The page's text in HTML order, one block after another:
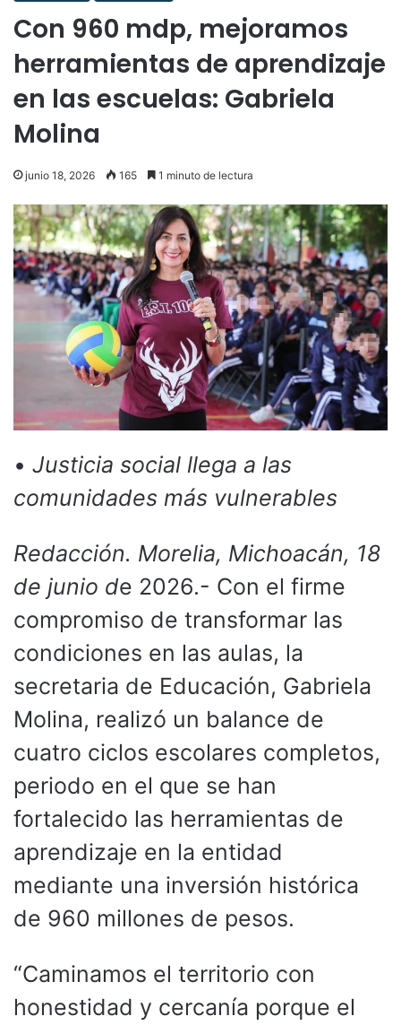
Con 960 mdp, mejoramos
herramientas de aprendizaje
en las escuelas: Gabriela
Molina
junio 18, 2026 165 1 minuto de lectura
• Justicia social llega a las
comunidades más vulnerables
Redacción. Morelia, Michoacán, 18
de junio de 2026.- Con el firme
compromiso de transformar las
condiciones en las aulas, la
secretaria de Educación, Gabriela
Molina, realizó un balance de
cuatro ciclos escolares completos,
periodo en el que se han
fortalecido las herramientas de
aprendizaje en la entidad
mediante una inversión histórica
de 960 millones de pesos.
“Caminamos el territorio con
honestidad y cercanía porque el